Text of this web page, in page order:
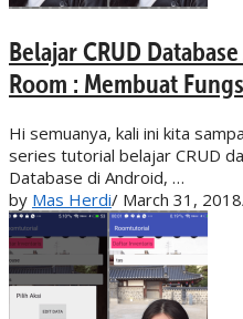
Belajar CRUD
Room : Membuat
Hi semuanya, kali ini kita
series tutorial belajar CRUD
Database di Android, …
by Mas Herdi/ March 31, 2018